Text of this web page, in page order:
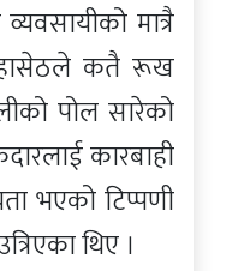
मात्रै
कतै रूख
पोल सारेको
कारबाही
भएको टिप्पणी
थिए ।